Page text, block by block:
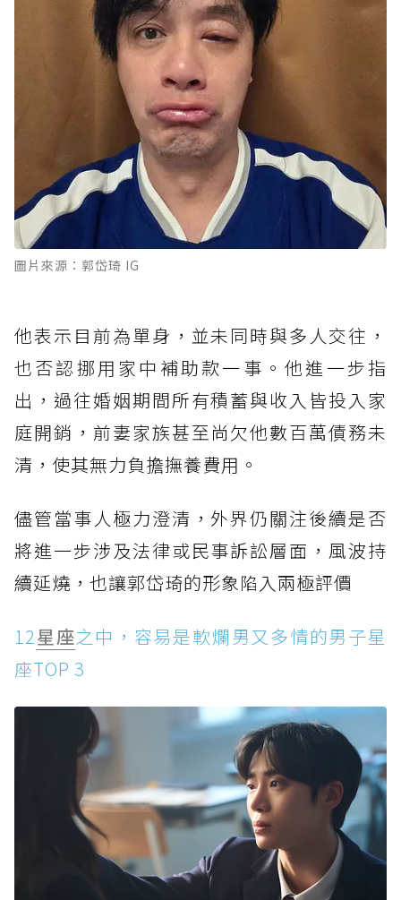
圖片來源：郭岱琦 IG
他表示目前為單身，並未同時與多人交往，
也否認挪用家中補助款一事。他進一步指
出，過往婚姻期間所有積蓄與收入皆投入家
庭開銷，前妻家族甚至尚欠他數百萬債務未
清，使其無力負擔撫養費用。
儘管當事人極力澄清，外界仍關注後續是否
將進一步涉及法律或民事訴訟層面，風波持
續延燒，也讓郭岱琦的形象陷入兩極評價
12星座之中，容易是軟爛男又多情的男子星
座TOP 3